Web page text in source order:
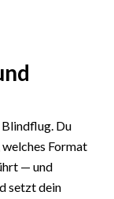
Du
Format
— und
setzt dein